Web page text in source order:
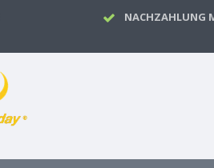
NACHZAHLUNG